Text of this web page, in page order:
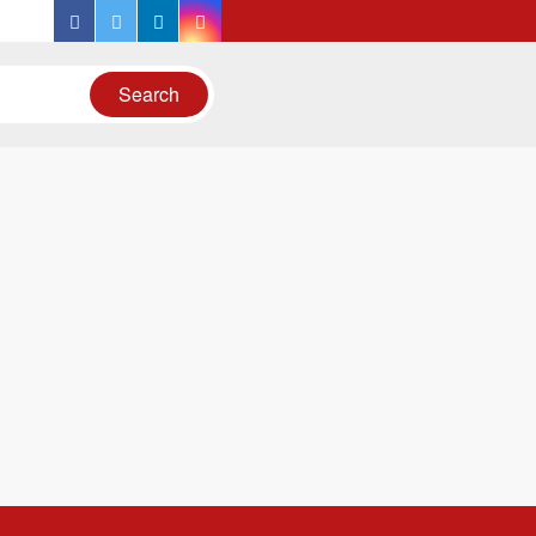
facebook
twitterlinkedininstagram